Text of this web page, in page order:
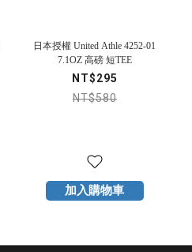
日本授權 United Athle 4252-01
7.1OZ 高磅 短TEE
NT$295
NT$580
加入購物車